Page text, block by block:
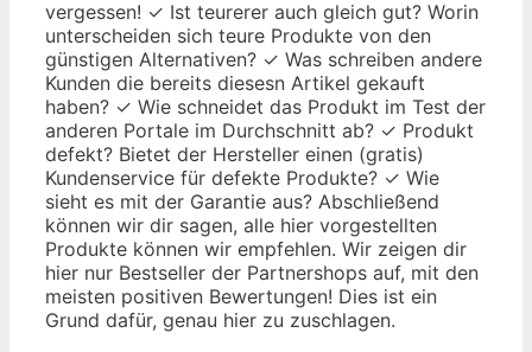
vergessen! ✓ Ist teurerer auch gleich gut? Worin
unterscheiden sich teure Produkte von den
günstigen Alternativen? ✓ Was schreiben andere
Kunden die bereits diesesn Artikel gekauft
haben? ✓ Wie schneidet das Produkt im Test der
anderen Portale im Durchschnitt ab? ✓ Produkt
defekt? Bietet der Hersteller einen (gratis)
Kundenservice für defekte Produkte? ✓ Wie
sieht es mit der Garantie aus? Abschließend
können wir dir sagen, alle hier vorgestellten
Produkte können wir empfehlen. Wir zeigen dir
hier nur Bestseller der Partnershops auf, mit den
meisten positiven Bewertungen! Dies ist ein
Grund dafür, genau hier zu zuschlagen.